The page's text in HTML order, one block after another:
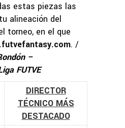
estas piezas las
alineación del
torneo, en el que
. /
–
FUTVE
DIRECTOR
TÉCNICO MÁS
DESTACADO